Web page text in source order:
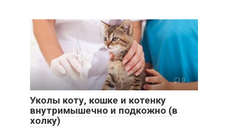
0
Уколы коту, кошке и котенку
внутримышечно и подкожно (в
холку)